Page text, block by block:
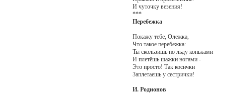
И чуточку везения!
***
Перебежка
Покажу тебе, Олежка,
Что такое перебежка:
Ты скользишь по льду коньками
И плетёшь шажки ногами -
Это просто! Так косички
Заплетаешь у сестрички!
И. Родионов